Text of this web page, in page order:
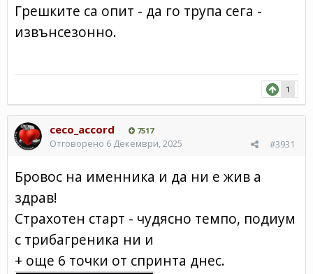
Грешките са опит - да го трупа сега -
извънсезонно.
1
ceco_accord 7517
#3931
Отговорено 6 Декември, 2025
Бровос на именника и да ни е жив а
здрав!
Страхотен старт - чудясно темпо, подиум
с трибагреника ни и
+ още 6 точки от спринта днес.